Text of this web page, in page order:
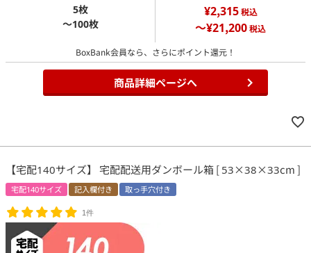
5枚
～100枚
¥2,315 税込
～¥21,200税込
BoxBank会員なら、さらにポイント還元！
商品詳細ページへ
【宅配140サイズ】 宅配配送用ダンボール箱 [ 53×38×33cm ]
宅配140サイズ 記入欄付き 取っ手穴付き
1件